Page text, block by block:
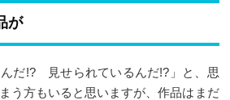
が
んだ!? 見せられているんだ!?」と、思
う方もいると思いますが、作品はまだ